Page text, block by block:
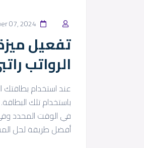
تفعيل
الرواتب
عند استخدام
باستخدام تلك
في الوقت المحدد
أفضل طريقة لحل